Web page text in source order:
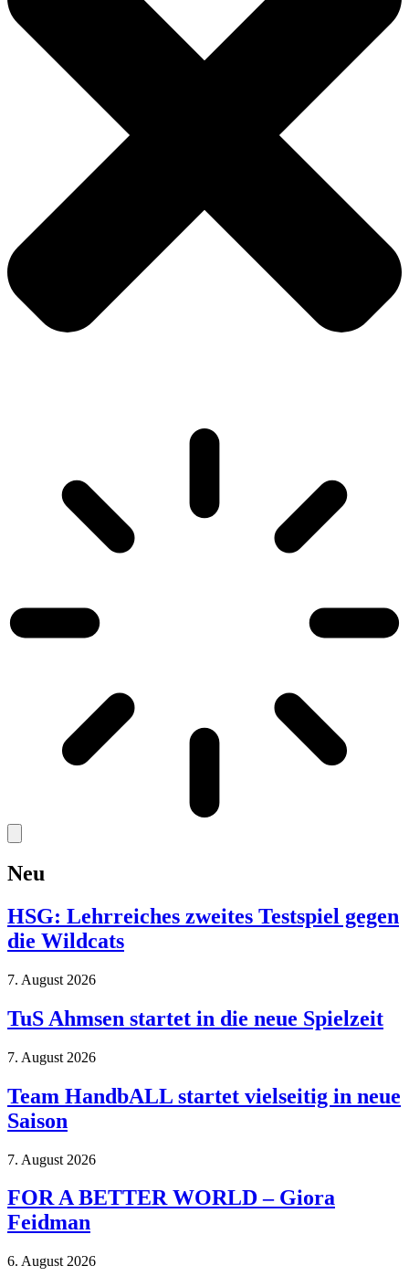
Neu
HSG: Lehrreiches zweites Testspiel gegen
die Wildcats
7. August 2026
TuS Ahmsen startet in die neue Spielzeit
7. August 2026
Team HandbALL startet vielseitig in neue
Saison
7. August 2026
FOR A BETTER WORLD – Giora
Feidman
6. August 2026